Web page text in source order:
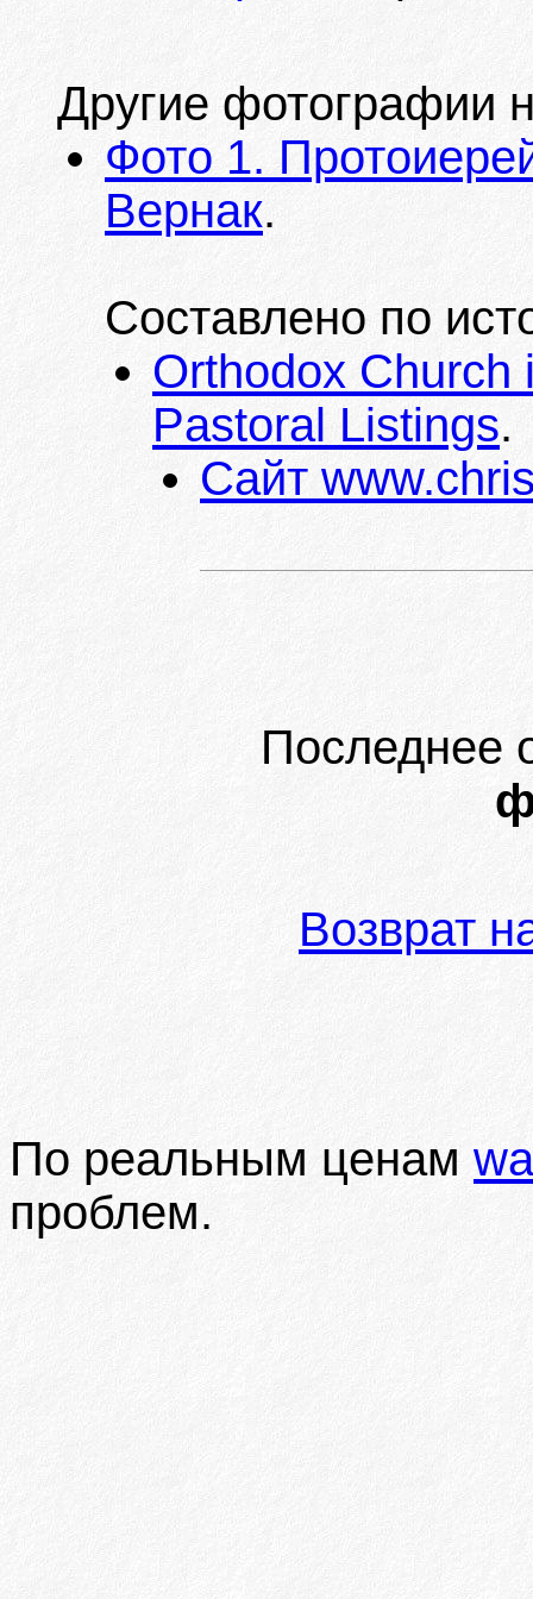
Другие фотографии
Фото 1.
Вернак.
Составлено по
Orthodox Church
Pastoral Listings.
Сайт
Последнее
Возврат
По реальным ценам
проблем.